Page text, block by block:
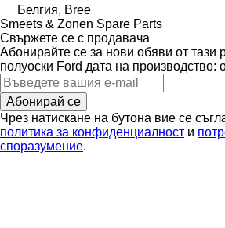
Белгия, Bree
Smeets & Zonen Spare Parts
Свържете се с продавача
Абонирайте се за нови обяви от тази
полуоски Ford дата на производство:
Абонирай се
Чрез натискане на бутона вие се
политика за конфиденциалност и
споразумение.